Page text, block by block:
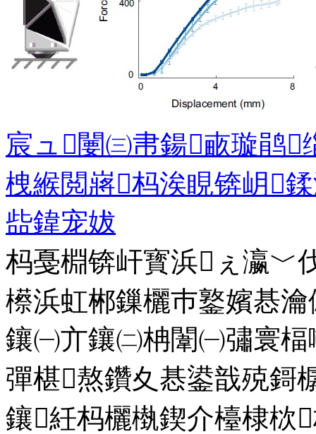
宸ュ闄㈢帇鍚畞璇鹃
栧緱閲嶈杩涘睍锛岄
啙鍏宠妭
杩戞棩锛屽寳浜ぇ瀛﹀
櫒浜虹郴鏁欐巿鐜嬪惎
鑲㈠亣鑲㈡柟闈㈠彇寰
彈椹熬鑽夊惎鍙戠殑鎶
鑲紝杩欐槸鍥介檯棣栨